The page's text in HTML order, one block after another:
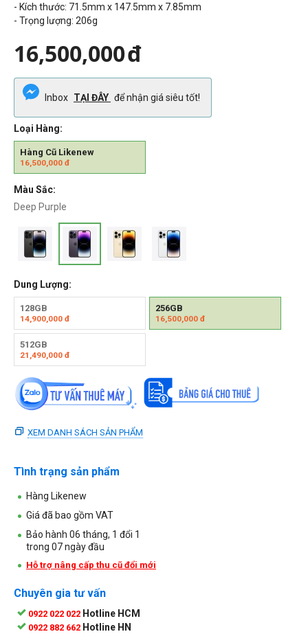
- Kích thước: 71.5mm x 147.5mm x 7.85mm
- Trọng lượng: 206g
16,500,000đ
Inbox TẠI ĐÂY để nhận giá siêu tốt!
Loại Hàng:
Hàng Cũ Likenew
16,500,000 đ
Màu Sắc:
Deep Purple
Dung Lượng:
128GB
14,900,000 đ
256GB
16,500,000đ
512GB
21,490,000 đ
XEM DANH SÁCH SẢN PHẨM
Tình trạng sản phẩm
Hàng Likenew
Giá đã bao gồm VAT
Bảo hành 06 tháng, 1 đổi 1
trong 07 ngày đầu
Hỗ trợ nâng cấp thu cũ đổi mới
Chuyên gia tư vấn
0922 022 022 Hotline HCM
0922 882 662 Hotline HN